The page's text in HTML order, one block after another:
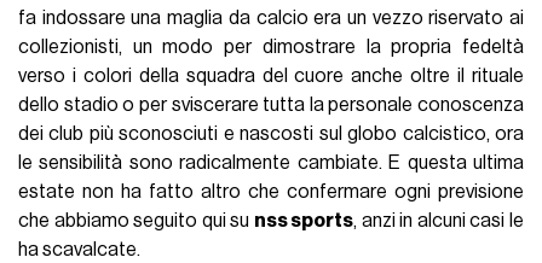
fa indossare una maglia da calcio era un vezzo riservato ai
collezionisti, un modo per dimostrare la propria fedeltà
verso i colori della squadra del cuore anche oltre il rituale
dello stadio o per sviscerare tutta la personale conoscenza
dei club più sconosciuti e nascosti sul globo calcistico, ora
le sensibilità sono radicalmente cambiate. E questa ultima
estate non ha fatto altro che confermare ogni previsione
che abbiamo seguito qui su nss sports, anzi in alcuni casi le
ha scavalcate.